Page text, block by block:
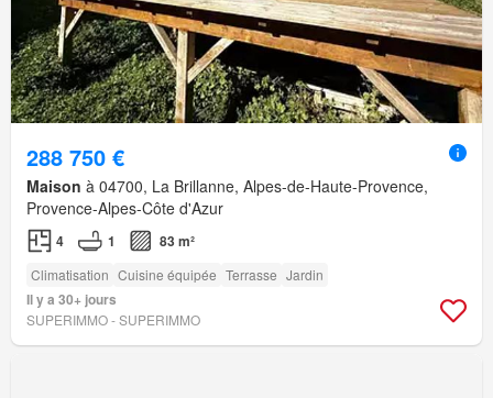
288 750 €
Maison à 04700, La Brillanne, Alpes-de-Haute-Provence,
Provence-Alpes-Côte d'Azur
4 1 83 m²
Climatisation Cuisine équipée Terrasse Jardin
Il y a 30+ jours
SUPERIMMO - SUPERIMMO